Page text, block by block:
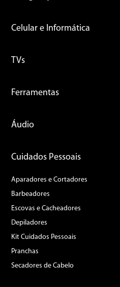
Celular e Informática
TVs
Ferramentas
Áudio
Cuidados Pessoais
Aparadores e Cortadores
Barbeadores
Escovas e Cacheadores
Depiladores
Kit Cuidados Pessoais
Pranchas
Secadores de Cabelo